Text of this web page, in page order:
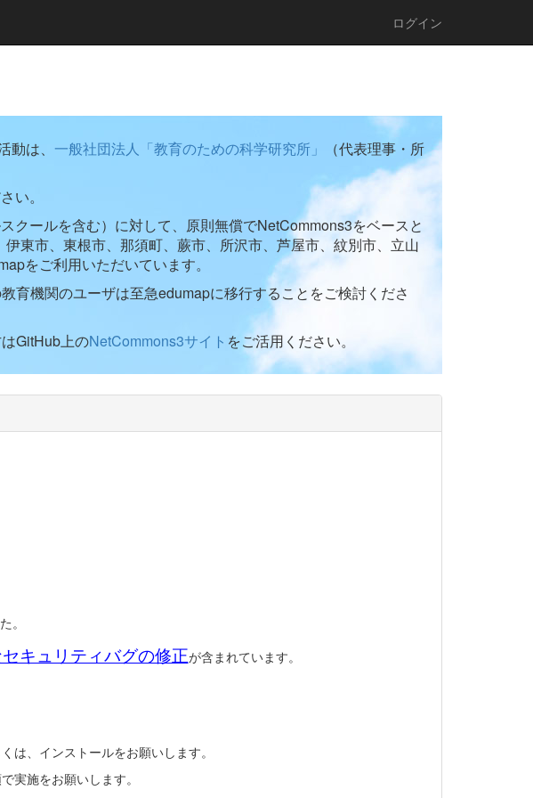
ログイン
は、 一般社団法人「教育のための科学研究所」
（代表理事・所
い。
クールを含む）に対して、原則無償でNetCommons3をベースと
東市、東根市、那須町、蕨市、所沢市、芦屋市、紋別市、立山
をご利用いただいています。
育機関のユーザは至急edumapに移行することをご検討くださ
GitHub上のNetCommons3サイト をご活用ください。
。
キュリティバグの修正が含まれています。
は、インストールをお願いします。
実施をお願いします。